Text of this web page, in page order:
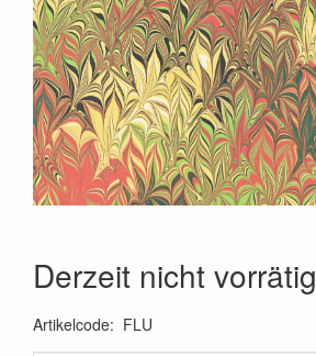
Derzeit nicht vorrätig
Artikelcode: FLU